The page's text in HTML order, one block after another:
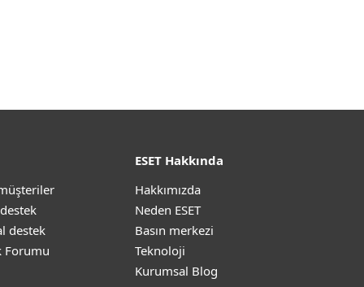
destek
Forumu
ESET Hakkında
Hakkımızda
Neden ESET
Basın merkezi
Teknoloji
Kurumsal Blog